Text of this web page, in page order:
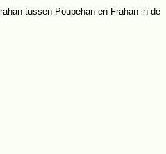
tussen Poupehan en Frahan in de